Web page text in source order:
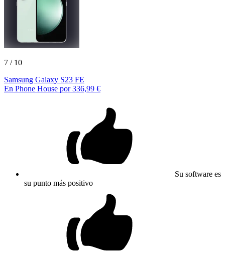
7 / 10
Samsung Galaxy S23 FE
En Phone House por 336,99 €
Su software es
su punto más positivo